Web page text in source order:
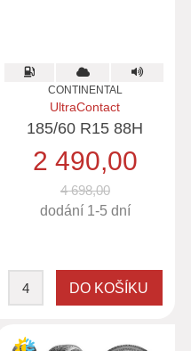
CONTINENTAL
UltraContact
185/60 R15 88H
2 490,00
4 698,00
dodání 1-5 dní